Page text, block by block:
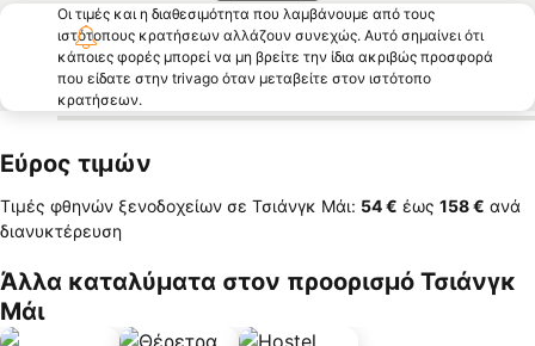
Οι τιμές και η διαθεσιμότητα που λαμβάνουμε από τους
ιστότοπους κρατήσεων αλλάζουν συνεχώς. Αυτό σημαίνει ότι
κάποιες φορές μπορεί να μη βρείτε την ίδια ακριβώς προσφορά
που είδατε στην trivago όταν μεταβείτε στον ιστότοπο
κρατήσεων.
Εύρος τιμών
Τιμές φθηνών ξενοδοχείων σε Τσιάνγκ Μάι: ‎54 € έως ‎158 € ανά
διανυκτέρευση
Άλλα καταλύματα στον προορισμό Τσιάνγκ
Μάι